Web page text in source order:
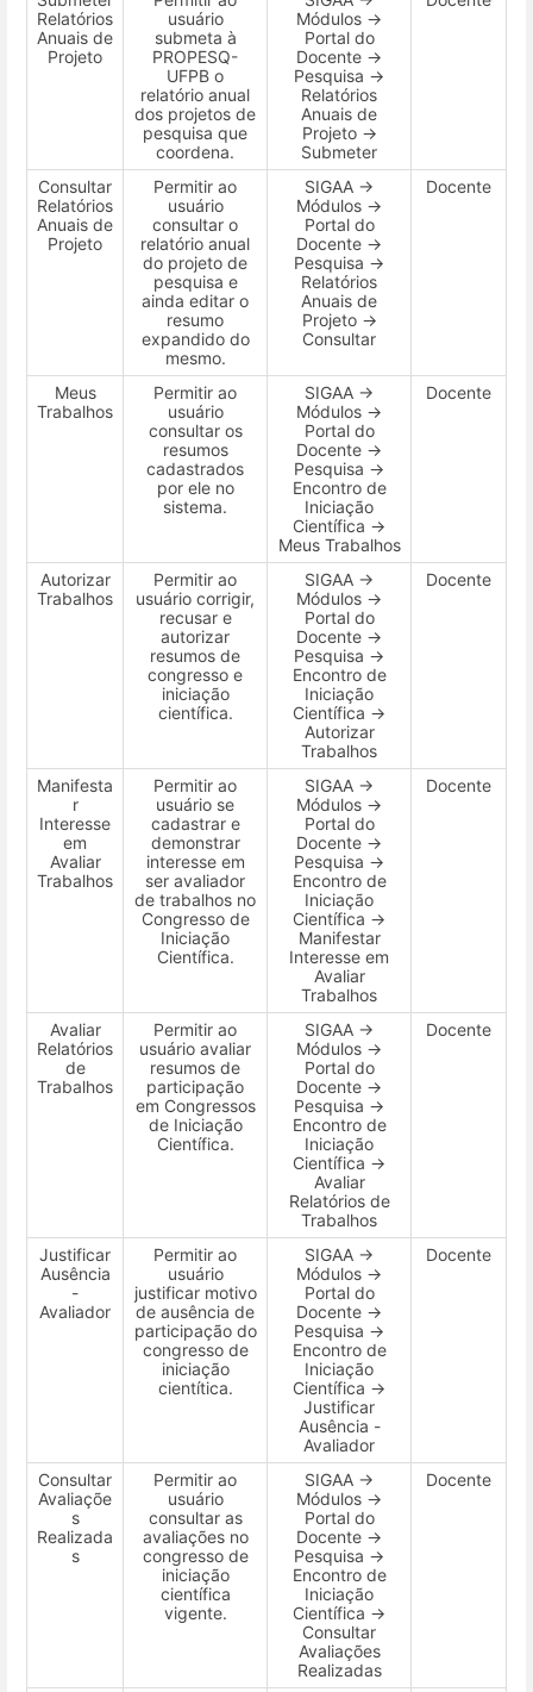
Relatórios
Anuais de
Projeto
usuário
submeta à
PROPESQ-
UFPB o
relatório anual
dos projetos de
pesquisa que
coordena.
Módulos →
Portal do
Docente →
Pesquisa →
Relatórios
Anuais de
Projeto →
Submeter
Consultar
Relatórios
Anuais de
Projeto
Permitir ao
usuário
consultar o
relatório anual
do projeto de
pesquisa e
ainda editar o
resumo
expandido do
mesmo.
SIGAA →
Módulos →
Portal do
Docente →
Pesquisa →
Relatórios
Anuais de
Projeto →
Consultar
Docente
Meus
Trabalhos
Permitir ao
usuário
consultar os
resumos
cadastrados
por ele no
sistema.
SIGAA →
Módulos →
Portal do
Docente →
Pesquisa →
Encontro de
Iniciação
Científica →
Meus Trabalhos
Docente
Autorizar
Trabalhos
Permitir ao
usuário corrigir,
recusar e
autorizar
resumos de
congresso e
iniciação
científica.
SIGAA →
Módulos →
Portal do
Docente →
Pesquisa →
Encontro de
Iniciação
Científica →
Autorizar
Trabalhos
Docente
Manifesta
r
Interesse
em
Avaliar
Trabalhos
Permitir ao
usuário se
cadastrar e
demonstrar
interesse em
ser avaliador
de trabalhos no
Congresso de
Iniciação
Científica.
SIGAA →
Módulos →
Portal do
Docente →
Pesquisa →
Encontro de
Iniciação
Científica →
Manifestar
Interesse em
Avaliar
Trabalhos
Docente
Avaliar
Relatórios
de
Trabalhos
Permitir ao
usuário avaliar
resumos de
participação
em Congressos
de Iniciação
Científica.
SIGAA →
Módulos →
Portal do
Docente →
Pesquisa →
Encontro de
Iniciação
Científica →
Avaliar
Relatórios de
Trabalhos
Docente
Justificar
Ausência
-
Avaliador
Permitir ao
usuário
justificar motivo
de ausência de
participação do
congresso de
iniciação
cientítica.
SIGAA →
Módulos →
Portal do
Docente →
Pesquisa →
Encontro de
Iniciação
Científica →
Justificar
Ausência -
Avaliador
Docente
Consultar
Avaliaçõe
s
Realizada
s
Permitir ao
usuário
consultar as
avaliações no
congresso de
iniciação
científica
vigente.
SIGAA →
Módulos →
Portal do
Docente →
Pesquisa →
Encontro de
Iniciação
Científica →
Consultar
Avaliações
Realizadas
Docente